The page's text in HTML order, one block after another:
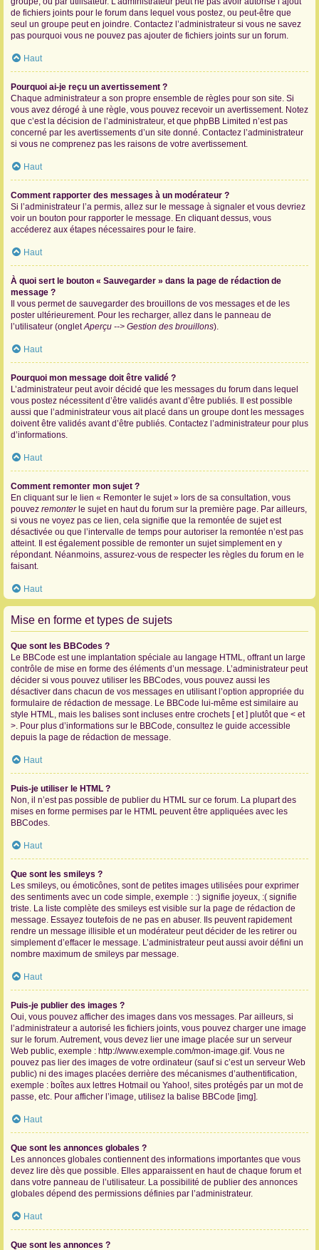
de fichiers joints pour le forum dans lequel vous postez, ou peut-être que
seul un groupe peut en joindre. Contactez l’administrateur si vous ne savez
pas pourquoi vous ne pouvez pas ajouter de fichiers joints sur un forum.
Haut
Pourquoi ai-je reçu un avertissement ?
Chaque administrateur a son propre ensemble de règles pour son site. Si
vous avez dérogé à une règle, vous pouvez recevoir un avertissement. Notez
que c’est la décision de l’administrateur, et que phpBB Limited n’est pas
concerné par les avertissements d’un site donné. Contactez l’administrateur
si vous ne comprenez pas les raisons de votre avertissement.
Haut
Comment rapporter des messages à un modérateur ?
Si l’administrateur l’a permis, allez sur le message à signaler et vous devriez
voir un bouton pour rapporter le message. En cliquant dessus, vous
accéderez aux étapes nécessaires pour le faire.
Haut
À quoi sert le bouton « Sauvegarder » dans la page de rédaction de
message ?
Il vous permet de sauvegarder des brouillons de vos messages et de les
poster ultérieurement. Pour les recharger, allez dans le panneau de
l’utilisateur (ongletAperçu --> Gestion des brouillons).
Haut
Pourquoi mon message doit être validé ?
L’administrateur peut avoir décidé que les messages du forum dans lequel
vous postez nécessitent d’être validés avant d’être publiés. Il est possible
aussi que l’administrateur vous ait placé dans un groupe dont les messages
doivent être validés avant d’être publiés. Contactez l’administrateur pour plus
d’informations.
Haut
Comment remonter mon sujet ?
En cliquant sur le lien « Remonter le sujet » lors de sa consultation, vous
pouvez remonterle sujet en haut du forum sur la première page. Par ailleurs,
si vous ne voyez pas ce lien, cela signifie que la remontée de sujet est
désactivée ou que l’intervalle de temps pour autoriser la remontée n’est pas
atteint. Il est également possible de remonter un sujet simplement en y
répondant. Néanmoins, assurez-vous de respecter les règles du forum en le
faisant.
Haut
Mise en forme et types de sujets
Que sont les BBCodes ?
Le BBCode est une implantation spéciale au langage HTML, offrant un large
contrôle de mise en forme des éléments d’un message. L’administrateur peut
décider si vous pouvez utiliser les BBCodes, vous pouvez aussi les
désactiver dans chacun de vos messages en utilisant l’option appropriée du
formulaire de rédaction de message. Le BBCode lui-même est similaire au
style HTML, mais les balises sont incluses entre crochets [ et ] plutôt que < et
>. Pour plus d’informations sur le BBCode, consultez le guide accessible
depuis la page de rédaction de message.
Haut
Puis-je utiliser le HTML ?
Non, il n’est pas possible de publier du HTML sur ce forum. La plupart des
mises en forme permises par le HTML peuvent être appliquées avec les
BBCodes.
Haut
Que sont les smileys ?
Les smileys, ou émoticônes, sont de petites images utilisées pour exprimer
des sentiments avec un code simple, exemple : :) signifie joyeux, :( signifie
triste. La liste complète des smileys est visible sur la page de rédaction de
message. Essayez toutefois de ne pas en abuser. Ils peuvent rapidement
rendre un message illisible et un modérateur peut décider de les retirer ou
simplement d’effacer le message. L’administrateur peut aussi avoir défini un
nombre maximum de smileys par message.
Haut
Puis-je publier des images ?
Oui, vous pouvez afficher des images dans vos messages. Par ailleurs, si
l’administrateur a autorisé les fichiers joints, vous pouvez charger une image
sur le forum. Autrement, vous devez lier une image placée sur un serveur
Web public, exemple : http://www.exemple.com/mon-image.gif. Vous ne
pouvez pas lier des images de votre ordinateur (sauf si c’est un serveur Web
public) ni des images placées derrière des mécanismes d’authentification,
exemple : boîtes aux lettres Hotmail ou Yahoo!, sites protégés par un mot de
passe, etc. Pour afficher l’image, utilisez la balise BBCode [img].
Haut
Que sont les annonces globales ?
Les annonces globales contiennent des informations importantes que vous
devez lire dès que possible. Elles apparaissent en haut de chaque forum et
dans votre panneau de l’utilisateur. La possibilité de publier des annonces
globales dépend des permissions définies par l’administrateur.
Haut
Que sont les annonces ?